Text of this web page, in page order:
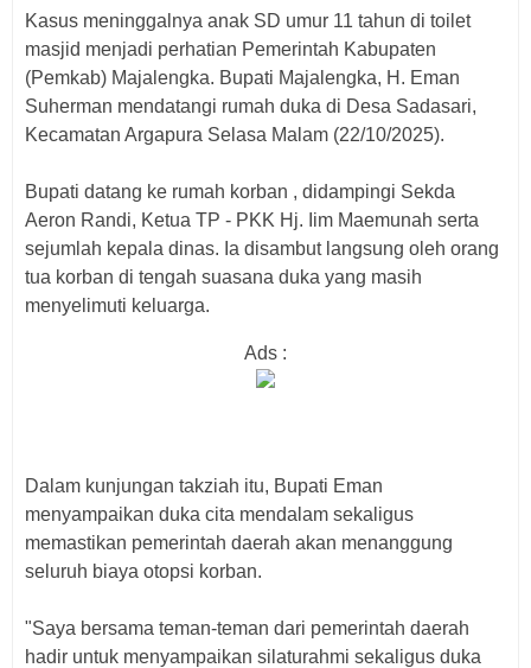
Kasus meninggalnya anak SD umur 11 tahun di toilet
masjid menjadi perhatian Pemerintah Kabupaten
(Pemkab) Majalengka. Bupati Majalengka, H. Eman
Suherman mendatangi rumah duka di Desa Sadasari,
Kecamatan Argapura Selasa Malam (22/10/2025).
Bupati datang ke rumah korban , didampingi Sekda
Aeron Randi, Ketua TP - PKK Hj. Iim Maemunah serta
sejumlah kepala dinas. Ia disambut langsung oleh orang
tua korban di tengah suasana duka yang masih
menyelimuti keluarga.
Ads :
Dalam kunjungan takziah itu, Bupati Eman
menyampaikan duka cita mendalam sekaligus
memastikan pemerintah daerah akan menanggung
seluruh biaya otopsi korban.
"Saya bersama teman-teman dari pemerintah daerah
hadir untuk menyampaikan silaturahmi sekaligus duka